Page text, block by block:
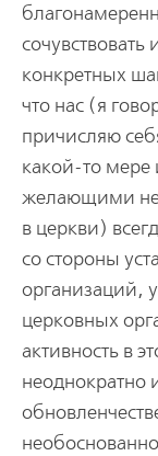
конкретных
что нас (я
причисляю
какой-то мере
желающими
в церкви)
со стороны
организаций,
церковных
активность в
неоднократно